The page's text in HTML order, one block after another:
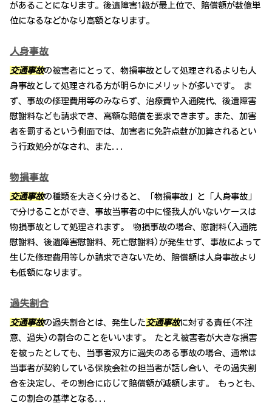
があることになります。後遺障害1級が最上位で、賠償額が数億単
位になるなどかなり高額となります。
人身事故
交通事故の被害者にとって、物損事故として処理されるよりも人
身事故として処理される方が明らかにメリットが多いです。 ま
ず、事故の修理費用等のみならず、治療費や入通院代、後遺障害
慰謝料なども請求でき、高額な賠償を要求できます。また、加害
者を罰するという側面では、加害者に免許点数が加算されるとい
う行政処分がなされ、また...
物損事故
交通事故の種類を大きく分けると、「物損事故」と「人身事故」
で分けることができ、事故当事者の中に怪我人がいないケースは
物損事故として処理されます。 物損事故の場合、慰謝料(入通院
慰謝料、後遺障害慰謝料、死亡慰謝料)が発生せず、事故によって
生じた修理費用等しか請求できないため、賠償額は人身事故より
も低額になります。
過失割合
交通事故の過失割合とは、発生した 交通事故に対する責任(不注
意、過失)の割合のことをいいます。 たとえ被害者が大きな損害
を被ったとしても、当事者双方に過失のある事故の場合、通常は
当事者が契約している保険会社の担当者が話し合い、その過失割
合を決定し、その割合に応じて賠償額が減額します。 もっとも、
この割合の基準となる...